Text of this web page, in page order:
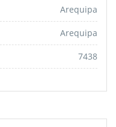
Arequipa
Arequipa
7438